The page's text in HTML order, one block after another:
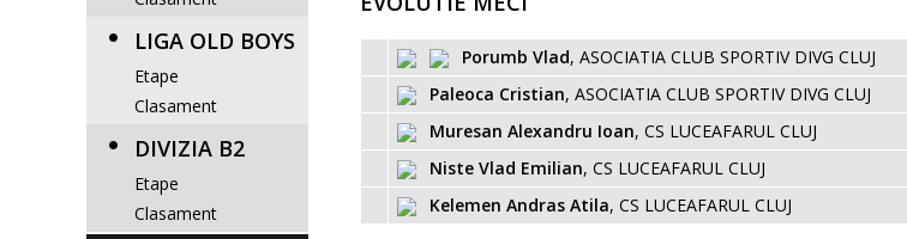
LIGA OLD BOYS
Etape
Clasament
DIVIZIA B2
Etape
Clasament
Porumb Vlad, ASOCIATIA CLUB SPORTIV DIVG CLUJ
Paleoca Cristian, ASOCIATIA CLUB SPORTIV DIVG CLUJ
Muresan Alexandru Ioan, CS LUCEAFARUL CLUJ
Niste Vlad Emilian, CS LUCEAFARUL CLUJ
Kelemen Andras Atila, CS LUCEAFARUL CLUJ